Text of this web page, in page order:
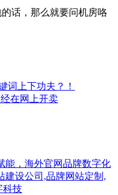
话，那么就要问机房咯
词上下功夫？！
在网上开卖
能，海外官网品牌数字化
建设公司,品牌网站定制,
技